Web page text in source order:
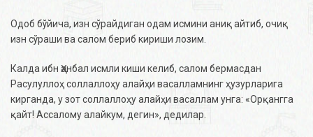
Одоб бўйича, изн сўрайдиган одам исмини аниқ айтиб, очиқ
изн сўраши ва салом бериб кириши лозим.
Калда ибн Ҳанбал исмли киши келиб, салом бермасдан
Расулуллоҳ соллаллоҳу алайҳи васалламнинг ҳузурларига
кирганда, у зот соллаллоҳу алайҳи васаллам унга: «Орқангга
қайт! Ассалому алайкум, дегин», дедилар.